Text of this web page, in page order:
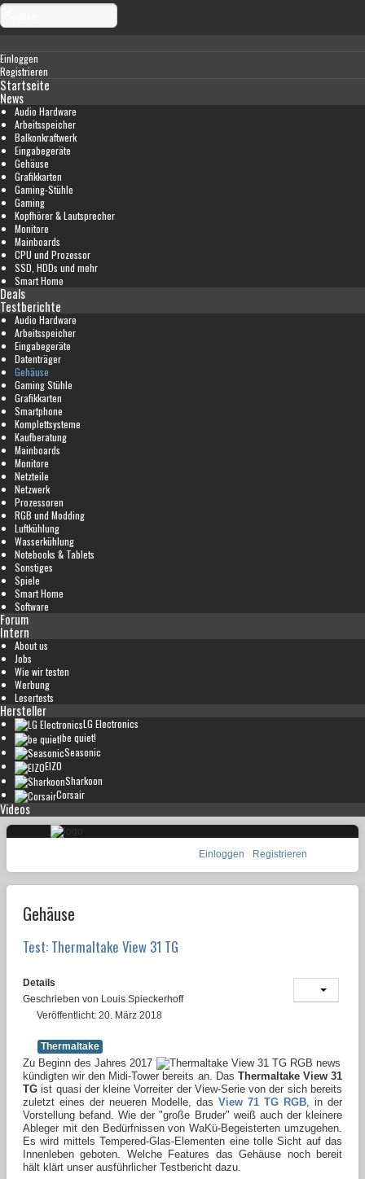
Einloggen
Registrieren
Startseite
News
Audio Hardware
Arbeitsspeicher
Balkonkraftwerk
Eingabegeräte
Gehäuse
Grafikkarten
Gaming-Stühle
Gaming
Kopfhörer & Lautsprecher
Monitore
Mainboards
CPU und Prozessor
SSD, HDDs und mehr
Smart Home
Deals
Testberichte
Audio Hardware
Arbeitsspeicher
Eingabegeräte
Datenträger
Gehäuse
Gaming Stühle
Grafikkarten
Smartphone
Komplettsysteme
Kaufberatung
Mainboards
Monitore
Netzteile
Netzwerk
Prozessoren
RGB und Modding
Luftkühlung
Wasserkühlung
Notebooks & Tablets
Sonstiges
Spiele
Smart Home
Software
Forum
Intern
About us
Jobs
Wie wir testen
Werbung
Lesertests
Hersteller
LG Electronics
be quiet!
Seasonic
EIZO
Sharkoon
Corsair
Videos
Einloggen Registrieren
Gehäuse
Test: Thermaltake View 31 TG
Details
Geschrieben von Louis Spieckerhoff
Veröffentlicht: 20. März 2018
Thermaltake
Zu Beginn des Jahres 2017
kündigten wir den Midi-Tower bereits an. Das Thermaltake View 31
TG ist quasi der kleine Vorreiter der View-Serie von der sich bereits
zuletzt eines der neueren Modelle, das View 71 TG RGB , in der
Vorstellung befand. Wie der "große Bruder" weiß auch der kleinere
Ableger mit den Bedürfnissen von WaKü-Begeisterten umzugehen.
Es wird mittelsTempered-Glas-Elementen eine tolle Sicht auf das
Innenleben geboten. Welche Features das Gehäuse noch bereit
hält klärt unser ausführlicher Testbericht dazu.